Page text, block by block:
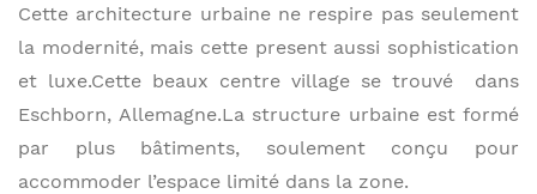
Cette architecture urbaine ne respire pas seulement
la modernité, mais cette present aussi sophistication
et luxe.Cette beaux centre village se trouvé dans
Eschborn, Allemagne.La structure urbaine est formé
par plus bâtiments, soulement conçu pour
accommoder l’espace limité dans la zone.